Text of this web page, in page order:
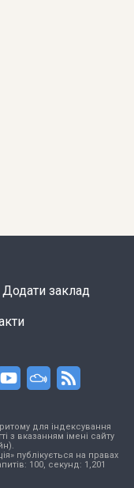
Додати заклад
для індексування
з вказанням імені сайту
публікується на правах
100, секунд: 1,201